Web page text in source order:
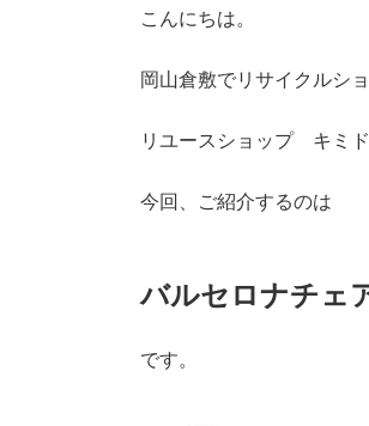
こんにちは。
岡山倉敷でリサイクルシ
リユースショップ キミド
今回、ご紹介するのは
バルセロナチェ
です。